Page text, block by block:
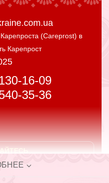
Карепроста (Careprost) в
Карепрост
16-09
35-36